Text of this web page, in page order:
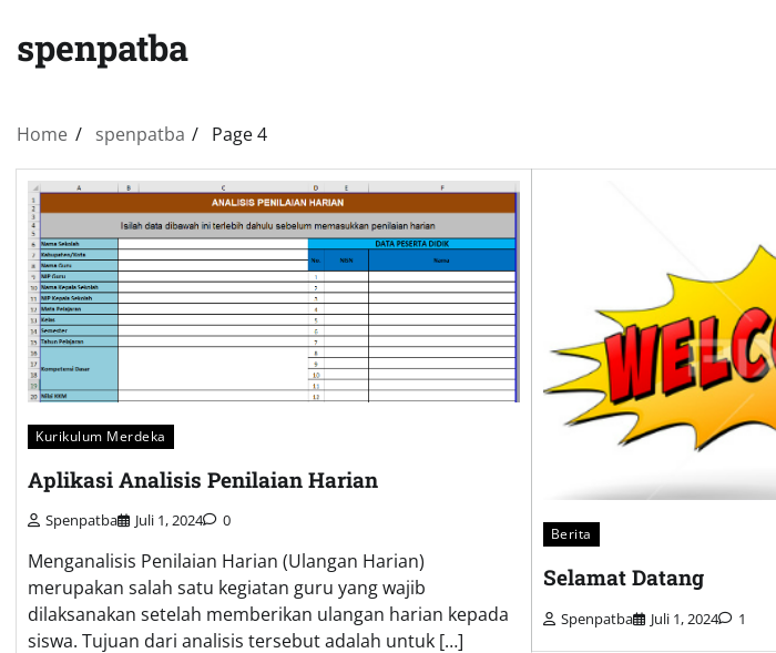
spenpatba
Home spenpatba Page 4
Kurikulum Merdeka
Aplikasi Analisis Penilaian Harian
Spenpatba Juli 1, 2024 0
Menganalisis Penilaian Harian (Ulangan Harian)
merupakan salah satu kegiatan guru yang wajib
dilaksanakan setelah memberikan ulangan harian kepada
siswa. Tujuan dari analisis tersebut adalah untuk […]
Berita
Selamat Datang
Spenpatba Juli 1, 2024 1